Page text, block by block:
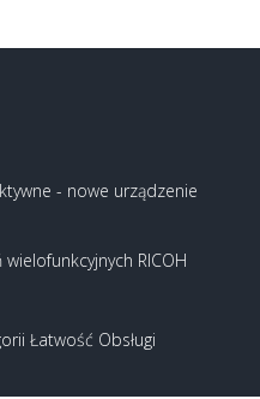
- nowe urządzenie
RICOH
Łatwość Obsługi